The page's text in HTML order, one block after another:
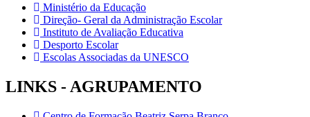
Ministério da Educação
Direção- Geral da Administração Escolar
Instituto de Avaliação Educativa
Desporto Escolar
Escolas Associadas da UNESCO
LINKS - AGRUPAMENTO